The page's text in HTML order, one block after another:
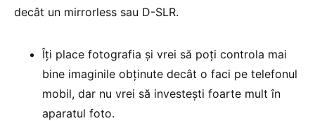
decât un mirrorless sau D-SLR.
Îți place fotografia și vrei să poți controla mai
bine imaginile obținute decât o faci pe telefonul
mobil, dar nu vrei să investești foarte mult în
aparatul foto.